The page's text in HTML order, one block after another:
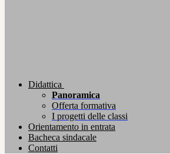
Didattica
Panoramica
Offerta formativa
I progetti delle classi
Orientamento in entrata
Bacheca sindacale
Contatti